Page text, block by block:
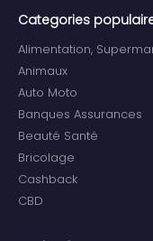
Categories
Alimentation,
Animaux
Auto Moto
Banques Assurances
Beauté Santé
Bricolage
Cashback
CBD